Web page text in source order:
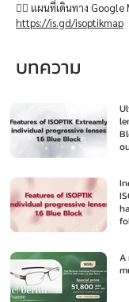
👉🏻 แผนที่เดินทาง Google
https://is.gd/isoptikmap
บทความ
A